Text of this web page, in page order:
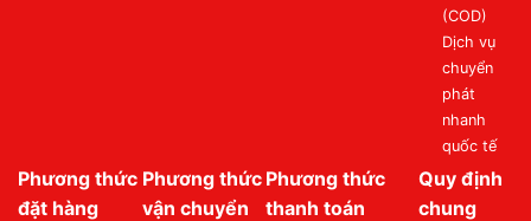
(COD)
Dịch vụ
chuyển
phát
nhanh
quốc tế
Phương thức
đặt hàng
Phương thức
vận chuyển
Phương thức
thanh toán
Quy định
chung